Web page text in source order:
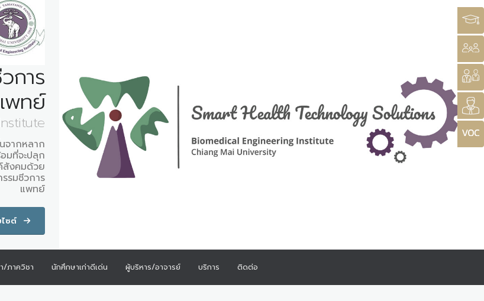
การ
พทย์
จากหลาก
มที่จะปลุก
สังคมด้วย
รมชีวการ
แพทย์
ไซต์
/ภาควิชา นักศึกษาเก่าดีเด่น ผู้บริหาร/อาจารย์ บริการ ติดต่อ